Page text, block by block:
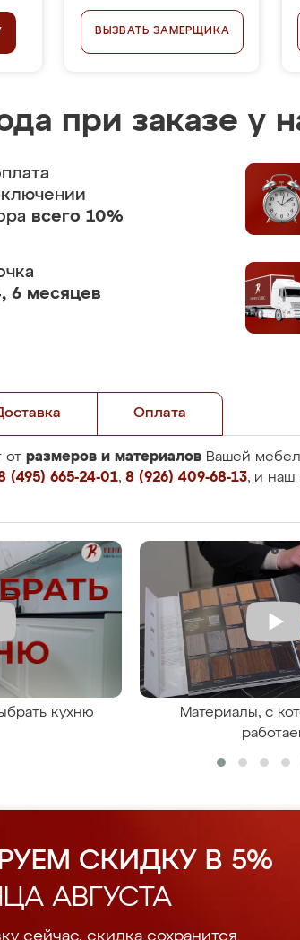
ВЫЗВАТЬ ЗАМЕРЩИКА
при заказе у
всего 10%
6 месяцев
Оплата
от размеров и материалов Вашей
(495) 665-24-01, 8 (926) 409-68-13, и наш
кухню
Материалы, с
СКИДКУ В 5%
АВГУСТА
сейчас, скидка сохранится.